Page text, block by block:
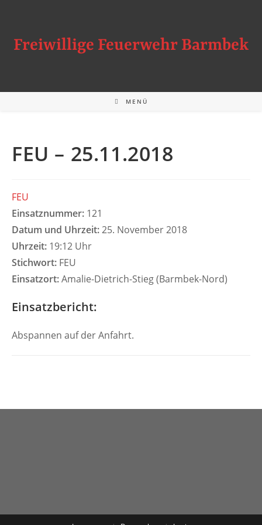
springen
Freiwillige Feuerwehr Barmbek
MENÜ
FEU – 25.11.2018
FEU
Einsatznummer: 121
Datum und Uhrzeit:25. November 2018
Uhrzeit: 19:12 Uhr
Stichwort: FEU
Einsatzort:Amalie-Dietrich-Stieg (Barmbek-Nord)
Einsatzbericht:
Abspannen auf der Anfahrt.